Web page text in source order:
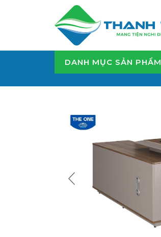
DANH MỤC SẢN PHẨM